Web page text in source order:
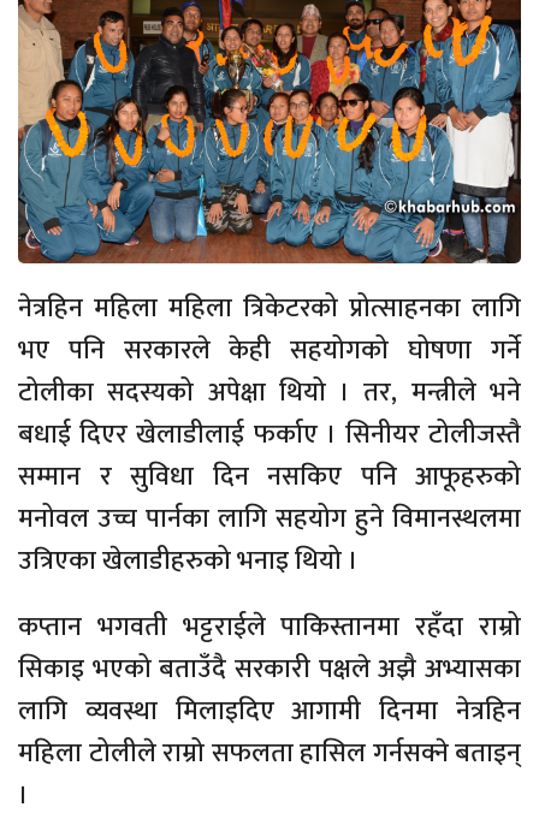
नेत्रहिन महिला महिला त्रिकेटरको प्रोत्साहनका लागि
भए पनि सरकारले केही सहयोगको घोषणा गर्ने
टोलीका सदस्यको अपेक्षा थियो । तर, मन्त्रीले भने
बधाई दिएर खेलाडीलाई फर्काए । सिनीयर टोलीजस्तै
सम्मान र सुविधा दिन नसकिए पनि आफूहरुको
मनोवल उच्च पार्नका लागि सहयोग हुने विमानस्थलमा
उत्रिएका खेलाडीहरुको भनाइ थियो ।
कप्तान भगवती भट्टराईले पाकिस्तानमा रहँदा राम्रो
सिकाइ भएको बताउँदै सरकारी पक्षले अझै अभ्यासका
लागि व्यवस्था मिलाइदिए आगामी दिनमा नेत्रहिन
महिला टोलीले राम्रो सफलता हासिल गर्नसक्ने बताइन्
।